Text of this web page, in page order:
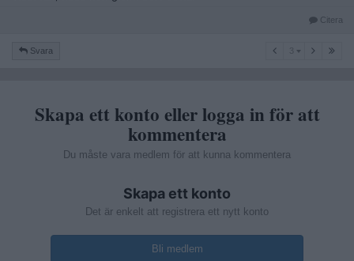
Citera
Svara 3
Skapa ett konto eller logga in för att
kommentera
Du måste vara medlem för att kunna kommentera
Skapa ett konto
Det är enkelt att registrera ett nytt konto
Bli medlem